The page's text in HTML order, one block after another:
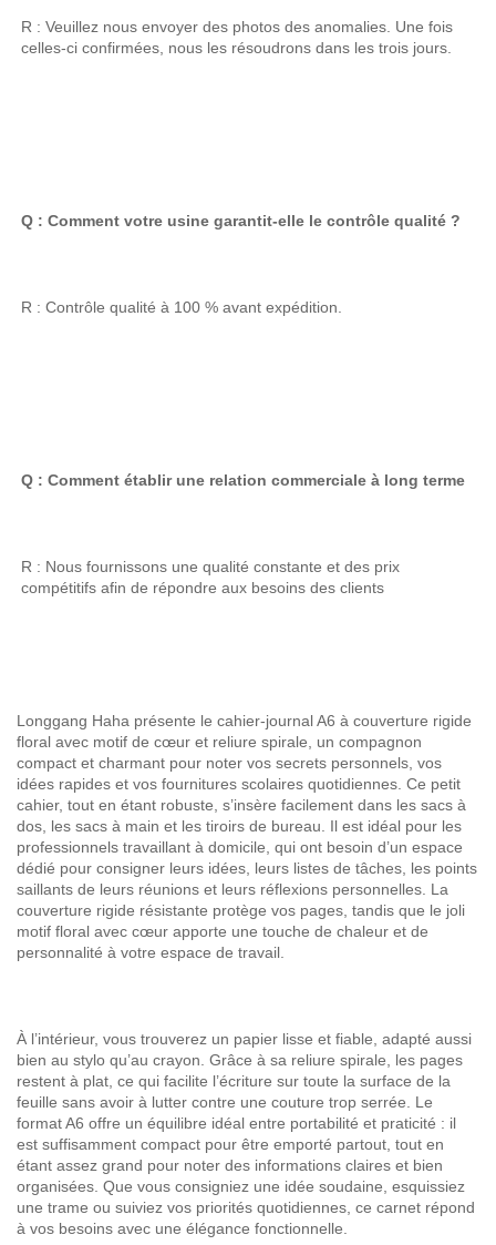
R : Veuillez nous envoyer des photos des anomalies. Une fois
celles-ci confirmées, nous les résoudrons dans les trois jours.
Q : Comment votre usine garantit-elle le contrôle qualité ?
R : Contrôle qualité à 100 % avant expédition.
Q : Comment établir une relation commerciale à long terme
R : Nous fournissons une qualité constante et des prix
compétitifs afin de répondre aux besoins des clients
Longgang Haha présente le cahier-journal A6 à couverture rigide
floral avec motif de cœur et reliure spirale, un compagnon
compact et charmant pour noter vos secrets personnels, vos
idées rapides et vos fournitures scolaires quotidiennes. Ce petit
cahier, tout en étant robuste, s’insère facilement dans les sacs à
dos, les sacs à main et les tiroirs de bureau. Il est idéal pour les
professionnels travaillant à domicile, qui ont besoin d’un espace
dédié pour consigner leurs idées, leurs listes de tâches, les points
saillants de leurs réunions et leurs réflexions personnelles. La
couverture rigide résistante protège vos pages, tandis que le joli
motif floral avec cœur apporte une touche de chaleur et de
personnalité à votre espace de travail.
À l’intérieur, vous trouverez un papier lisse et fiable, adapté aussi
bien au stylo qu’au crayon. Grâce à sa reliure spirale, les pages
restent à plat, ce qui facilite l’écriture sur toute la surface de la
feuille sans avoir à lutter contre une couture trop serrée. Le
format A6 offre un équilibre idéal entre portabilité et praticité : il
est suffisamment compact pour être emporté partout, tout en
étant assez grand pour noter des informations claires et bien
organisées. Que vous consigniez une idée soudaine, esquissiez
une trame ou suiviez vos priorités quotidiennes, ce carnet répond
à vos besoins avec une élégance fonctionnelle.